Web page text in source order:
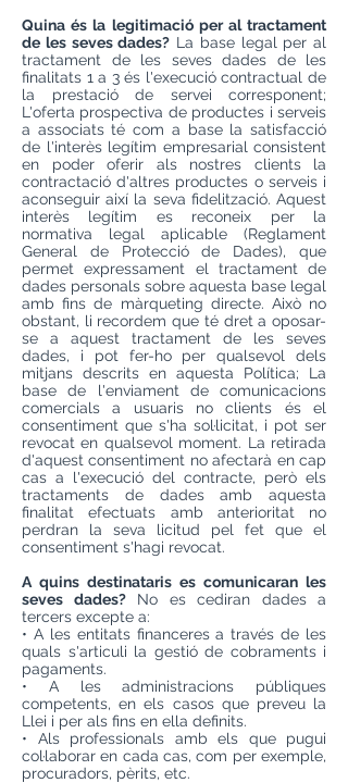
Quina és la legitimació per al tractament
de les seves dades? La base legal per al
tractament de les seves dades de les
finalitats 1 a 3 és l'execució contractual de
la prestació de servei corresponent;
L'oferta prospectiva de productes i serveis
a associats té com a base la satisfacció
de l'interès legítim empresarial consistent
en poder oferir als nostres clients la
contractació d'altres productes o serveis i
aconseguir així la seva fidelització. Aquest
interès legítim es reconeix per la
normativa legal aplicable (Reglament
General de Protecció de Dades), que
permet expressament el tractament de
dades personals sobre aquesta base legal
amb fins de màrqueting directe. Això no
obstant, li recordem que té dret a oposar-
se a aquest tractament de les seves
dades, i pot fer-ho per qualsevol dels
mitjans descrits en aquesta Política; La
base de l'enviament de comunicacions
comercials a usuaris no clients és el
consentiment que s'ha sol·licitat, i pot ser
revocat en qualsevol moment. La retirada
d'aquest consentiment no afectarà en cap
cas a l'execució del contracte, però els
tractaments de dades amb aquesta
finalitat efectuats amb anterioritat no
perdran la seva licitud pel fet que el
consentiment s'hagi revocat.
A quins destinataris es comunicaran les
seves dades?No es cediran dades a
tercers excepte a:
• A les entitats financeres a través de les
quals s'articuli la gestió de cobraments i
pagaments.
• A les administracions públiques
competents, en els casos que preveu la
Llei i per als fins en ella definits.
• Als professionals amb els que pugui
col·laborar en cada cas, com per exemple,
procuradors, pèrits, etc.